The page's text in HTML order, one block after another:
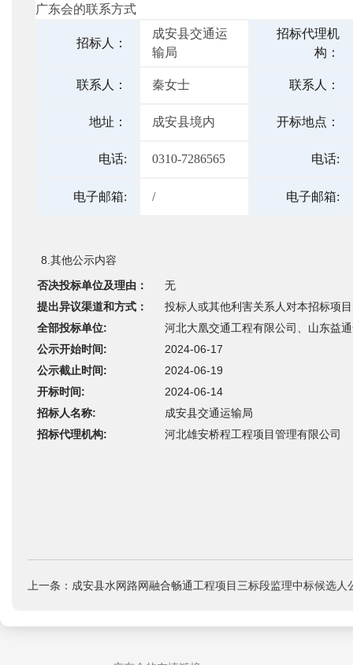
广东会的联系方式
招标人：
成安县交通运
输局
招标代理机
构：
联系人： 秦女士 联系人：
地址： 成安县境内 开标地点：
电话: 0310-7286565 电话:
电子邮箱: / 电子邮箱:
8.其他公示内容
否决投标单位及理由：
无
提出异议渠道和方式：
投标人或其他利害关系人对本招标项
全部投标单位:
河北大凰交通工程有限公司、山东益
公示开始时间:
2024-06-17
公示截止时间:
2024-06-19
开标时间:
2024-06-14
招标人名称:
成安县交通运输局
招标代理机构:
河北雄安桥程工程项目管理有限公司
上一条：成安县水网路网融合畅通工程项目三标段监理中标候选人